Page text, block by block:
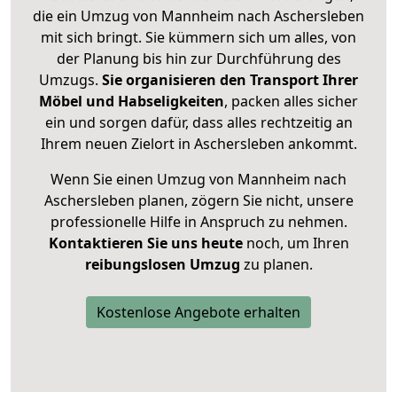
die ein Umzug von Mannheim nach Aschersleben
mit sich bringt. Sie kümmern sich um alles, von
der Planung bis hin zur Durchführung des
Umzugs. Sie organisieren den Transport Ihrer
Möbel und Habseligkeiten, packen alles sicher
ein und sorgen dafür, dass alles rechtzeitig an
Ihrem neuen Zielort in Aschersleben ankommt.
Wenn Sie einen Umzug von Mannheim nach
Aschersleben planen, zögern Sie nicht, unsere
professionelle Hilfe in Anspruch zu nehmen.
Kontaktieren Sie uns heutenoch, um Ihren
reibungslosen Umzug zu planen.
Kostenlose Angebote erhalten